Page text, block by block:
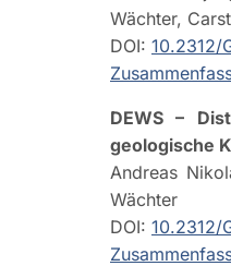
Wächter,
DOI: 10.2312/
DEWS –
geologische
Andreas
Wächter
DOI: 10.2312/